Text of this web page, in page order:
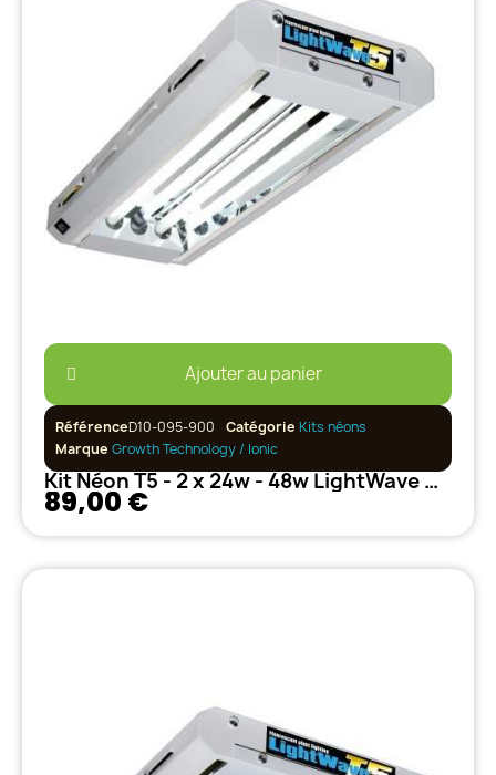
Ajouter au panier
RéférenceD10-095-900 Catégorie Kits néons
Marque Growth Technology / Ionic
Kit Néon T5 - 2 x 24w - 48w LightWave Growth Technology
89,00 €